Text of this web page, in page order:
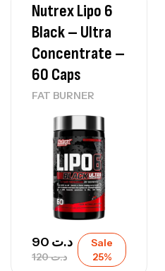
Nutrex Lipo 6
Black – Ultra
Concentrate –
60 Caps
FAT BURNER
د.ت120
د.ت
Sale
25%